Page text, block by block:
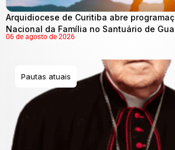
Arquidiocese de Curitiba abre
Nacional da Família no Santuário de
06 de agosto de 2026
Pautas atuais